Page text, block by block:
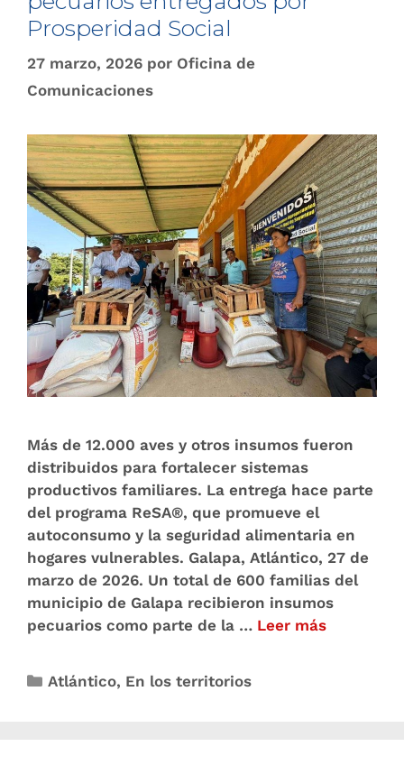
Prosperidad Social
27 marzo, 2026 por Oficina de
Comunicaciones
Más de 12.000 aves y otros insumos fueron
distribuidos para fortalecer sistemas
productivos familiares. La entrega hace parte
del programa ReSA®, que promueve el
autoconsumo y la seguridad alimentaria en
hogares vulnerables. Galapa, Atlántico, 27 de
marzo de 2026. Un total de 600 familias del
municipio de Galapa recibieron insumos
pecuarios como parte de la … Leer más
Atlántico, En los territorios